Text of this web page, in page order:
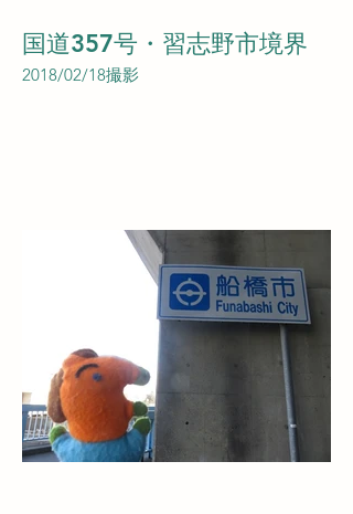
国道357号・習志野市境界
2018/02/18撮影